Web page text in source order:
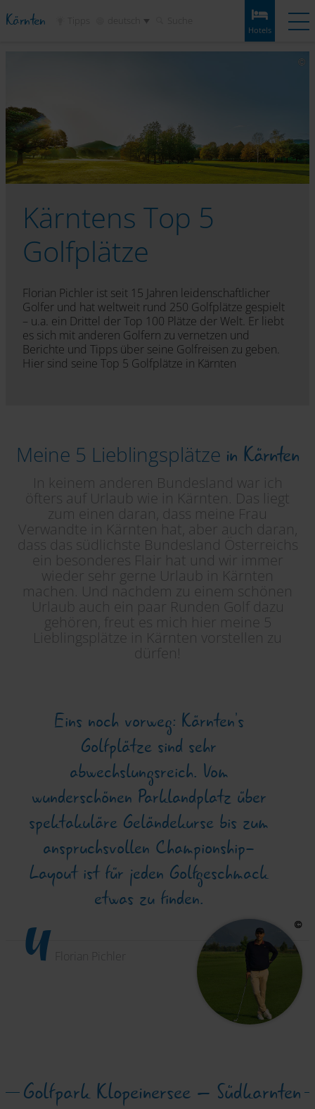
Kärnten Hotels
Golfanlagen
Alpe-Adria-Golf Card
Card
Service
Kärntens Top 5
Golfplätze
Florian Pichler ist seit 15 Jahren leidenschaftlicher
Golfer und hat weltweit rund 250 Golfplätze gespielt
– u.a. ein Drittel der Top 100 Plätze der Welt. Er liebt
es sich mit anderen Golfern zu vernetzen und
Berichte und Tipps über seine Golfreisen zu geben.
Hier sind seine Top 5 Golfplätze in Kärnten
Meine 5 Lieblingsplätze in Kärnten
In keinem anderen Bundesland war ich
öfters auf Urlaub wie in Kärnten. Das liegt
zum einen daran, dass meine Frau
Verwandte in Kärnten hat, aber auch daran,
dass das südlichste Bundesland Österreichs
ein besonderes Flair hat und wir immer
wieder sehr gerne Urlaub in Kärnten
machen. Und nachdem zu einem schönen
Urlaub auch ein paar Runden Golf dazu
gehören, freut es mich hier meine 5
Lieblingsplätze in Kärnten vorstellen zu
dürfen!
Eins noch vorweg: Kärnten’s
Golfplätze sind sehr
abwechslungsreich. Vom
wunderschönen Parklandplatz über
spektakuläre Geländekurse bis zum
anspruchsvollen Championship-
Layout ist für jeden Golfgeschmack
etwas zu finden.
" Florian Pichler
Golfpark Klopeinersee – Südkarnten